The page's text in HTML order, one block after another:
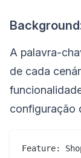
A palavra-
de cada
configuração
Feature: